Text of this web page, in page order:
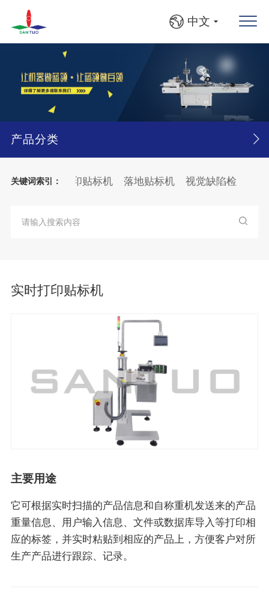
中文
产品分类
关键词索引：
机 在线打印贴标机 落地贴标机 视觉缺陷检测系统
实时打印贴标机
主要用途
它可根据实时扫描的产品信息和自称重机发送来的产品
重量信息、用户输入信息、文件或数据库导入等打印相
应的标签，并实时粘贴到相应的产品上，方便客户对所
生产产品进行跟踪、记录。